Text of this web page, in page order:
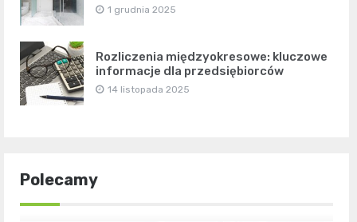
1 grudnia 2025
Rozliczenia międzyokresowe: kluczowe
informacje dla przedsiębiorców
14 listopada 2025
Polecamy